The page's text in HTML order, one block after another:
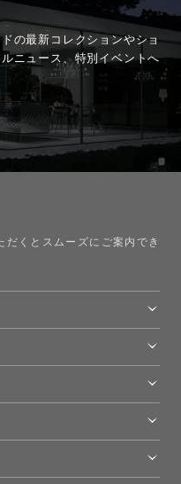
の最新コレクションやショ
ニュース、特別イベントへ
だくとスムーズにご案内でき